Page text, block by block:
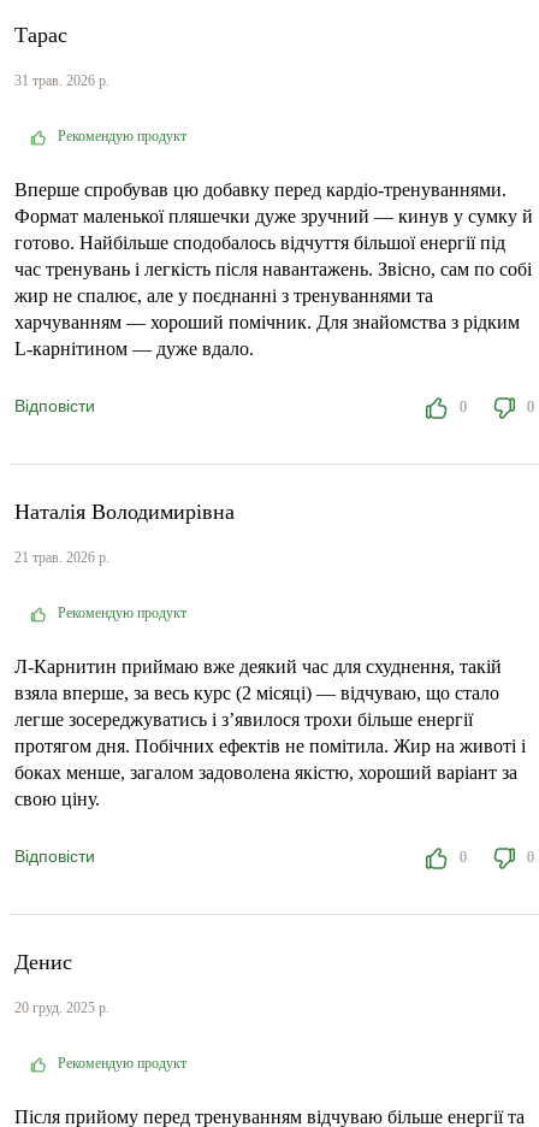
Тарас
31 трав. 2026 р.
Рекомендую продукт
Вперше спробував цю добавку перед кардіо-тренуваннями.
Формат маленької пляшечки дуже зручний — кинув у сумку й
готово. Найбільше сподобалось відчуття більшої енергії під
час тренувань і легкість після навантажень. Звісно, сам по собі
жир не спалює, але у поєднанні з тренуваннями та
харчуванням — хороший помічник. Для знайомства з рідким
L-карнітином — дуже вдало.
Відповісти 0 0
Наталія Володимирівна
21 трав. 2026 р.
Рекомендую продукт
Л-Карнитин приймаю вже деякий час для схуднення, такій
взяла вперше, за весь курс (2 місяці) — відчуваю, що стало
легше зосереджуватись і з’явилося трохи більше енергії
протягом дня. Побічних ефектів не помітила. Жир на животі і
боках менше, загалом задоволена якістю, хороший варіант за
свою ціну.
Відповісти 0 0
Денис
20 груд. 2025 р.
Рекомендую продукт
Після прийому перед тренуванням відчуваю більше енергії та